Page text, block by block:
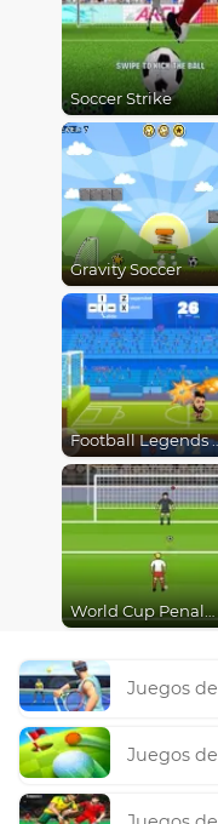
Soccer Strike
Gravity Soccer
Football
World Cup Penalty 2018
Juegos
Juegos